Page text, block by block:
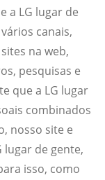
a LG lugar de
canais,
na web,
pesquisas e
que a LG lugar
combinados
nosso site e
lugar de gente,
isso, como